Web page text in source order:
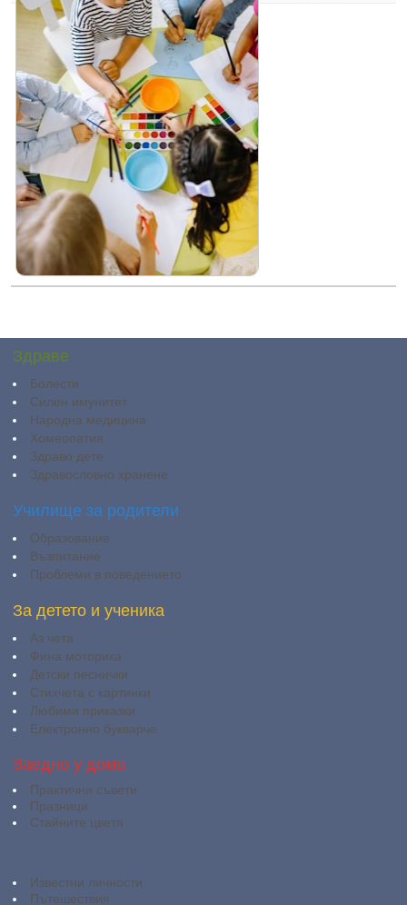
Здраве
Болести
Силен имунитет
Народна медицина
Хомеопатия
Здраво дете
Здравословно хранене
Училище за родители
Образование
Възпитание
Проблеми в поведението
За детето и ученика
Аз чета
Фина моторика
Детски песнички
Стихчета с картинки
Любими приказки
Електронно букварче
Заедно у дома
Практични съвети
Празници
Стайните цветя
Известни личности
Пътешествия